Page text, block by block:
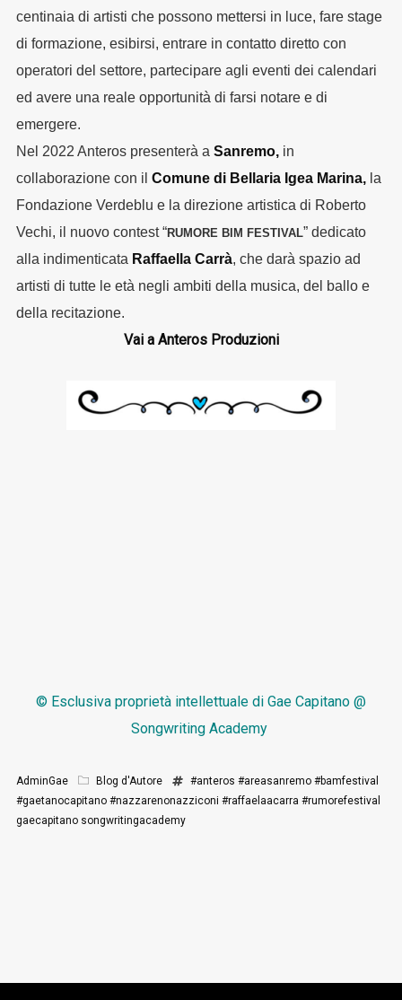
centinaia di artisti che possono mettersi in luce, fare stage
di formazione, esibirsi, entrare in contatto diretto con
operatori del settore, partecipare agli eventi dei calendari
ed avere una reale opportunità di farsi notare e di
emergere.
Nel 2022 Anteros presenterà a Sanremo,in
collaborazione con il Comune di Bellaria Igea Marina,la
Fondazione Verdeblu e la direzione artistica di Roberto
Vechi, il nuovo contest “RUMORE BIM FESTIVAL” dedicato
alla indimenticata Raffaella Carrà, che darà spazio ad
artisti di tutte le età negli ambiti della musica, del ballo e
della recitazione.
Vai a Anteros Produzioni
© Esclusiva proprietà intellettuale di Gae Capitano @
Songwriting Academy
AdminGae Blog d'Autore #anteros #areasanremo #bamfestival
#gaetanocapitano #nazzarenonazziconi #raffaelaacarra #rumorefestival
gaecapitano songwritingacademy